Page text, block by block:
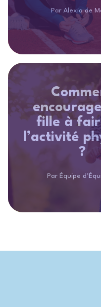
Par Alexia de
fille à
l’activité
?
Par Équipe